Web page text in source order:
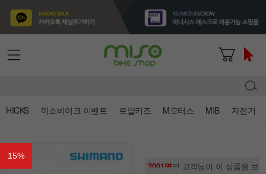
HICKS 미소바이크 이벤트 로얄키즈 M모터스 MIB 자전거
15%
2001명의 고객님이 이 상품을 보